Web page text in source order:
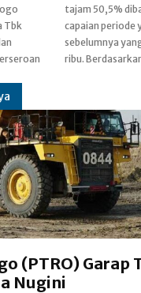
Tbk
ribu.
(PTRO) Garap
Nugini